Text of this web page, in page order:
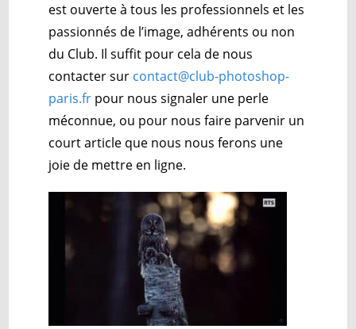
est ouverte à tous les professionnels et les
passionnés de l’image, adhérents ou non
du Club. Il suffit pour cela de nous
contacter sur contact@club-photoshop-
paris.fr pour nous signaler une perle
méconnue, ou pour nous faire parvenir un
court article que nous nous ferons une
joie de mettre en ligne.